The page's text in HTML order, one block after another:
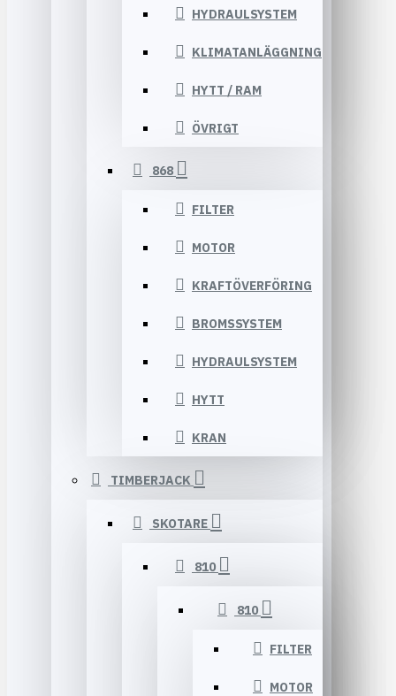
HYDRAULSYSTEM
KLIMATANLÄGGNING
HYTT / RAM
ÖVRIGT
868
FILTER
MOTOR
KRAFTÖVERFÖRING
BROMSSYSTEM
HYDRAULSYSTEM
HYTT
KRAN
TIMBERJACK
SKOTARE
810
810
FILTER
MOTOR